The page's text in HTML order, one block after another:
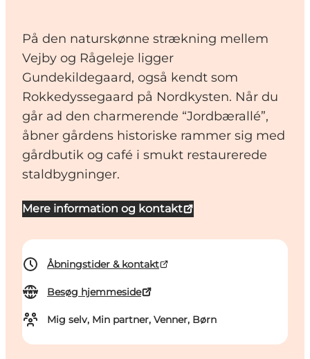
På den naturskønne strækning mellem
Vejby og Rågeleje ligger
Gundekildegaard, også kendt som
Rokkedyssegaard på Nordkysten. Når du
går ad den charmerende “Jordbærallé”,
åbner gårdens historiske rammer sig med
gårdbutik og café i smukt restaurerede
staldbygninger.
Mere information og kontakt
Åbningstider & kontakt
Besøg hjemmeside
Mig selv, Min partner, Venner, Børn